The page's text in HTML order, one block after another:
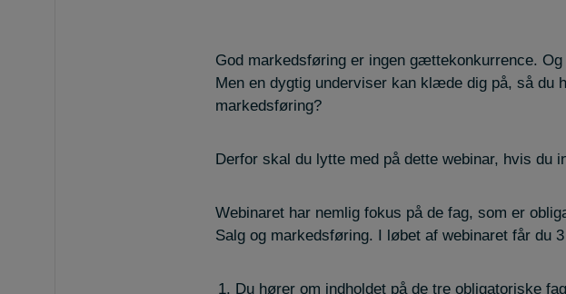
God markedsføring er ingen gættekonkurrence.
Men en dygtig underviser kan klæde dig på, så du
markedsføring?
Derfor skal du lytte med på dette webinar, hvis du
Webinaret har nemlig fokus på de fag, som er
Salg og markedsføring. I løbet af webinaret får du
Du hører om indholdet på de tre obligatoriske